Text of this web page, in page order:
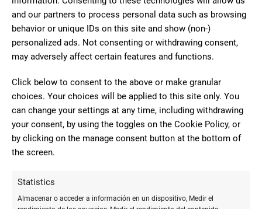
and our partners to process personal data such as browsing
behavior or unique IDs on this site and show (non-)
personalized ads. Not consenting or withdrawing consent,
may adversely affect certain features and functions.
Click below to consent to the above or make granular
choices. Your choices will be applied to this site only. You
can change your settings at any time, including withdrawing
your consent, by using the toggles on the Cookie Policy, or
by clicking on the manage consent button at the bottom of
the screen.
Statistics
Almacenar o acceder a información en un dispositivo, Medir el
Letycia
Gonzalez.
asesoran fenomenal h tiene gran
variedad de productos. Muy
recomendable
Carlos López
Tienen de todo para
MANUALIDADES, son muy amables y
profesionales aconsejándole en la
aplicación de productos. Muy